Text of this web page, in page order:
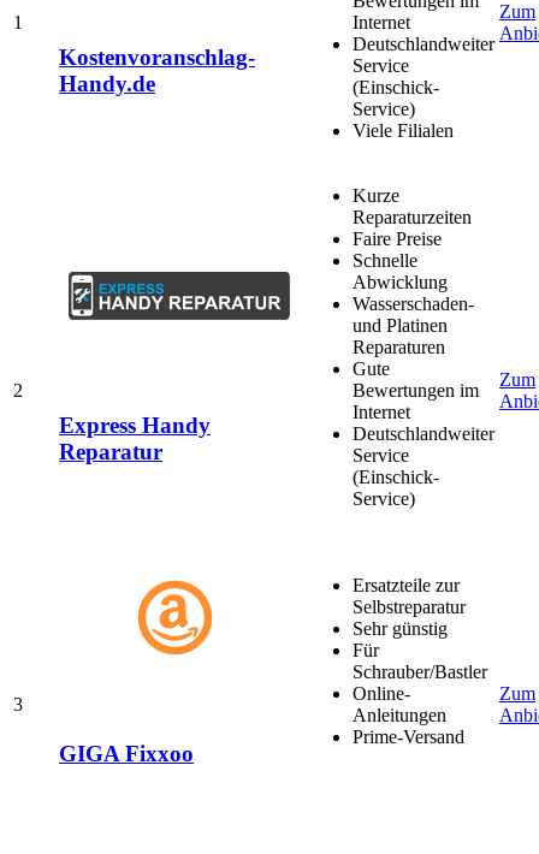
1
Kostenvoranschlag-
Handy.de
Internet
Deutschlandweiter
Service
(Einschick-
Service)
Viele Filialen
Zum
2
Express Handy
Reparatur
Kurze
Reparaturzeiten
Faire Preise
Schnelle
Abwicklung
Wasserschaden-
und Platinen
Reparaturen
Gute
Bewertungen im
Internet
Deutschlandweiter
Service
(Einschick-
Service)
Zum
3
GIGA Fixxoo
Ersatzteile zur
Selbstreparatur
Sehr günstig
Für
Schrauber/Bastler
Online-
Anleitungen
Prime-Versand
Zum